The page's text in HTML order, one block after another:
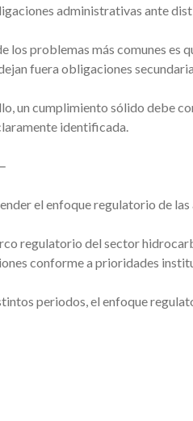
administrativas ante
los problemas más comunes es
fuera obligaciones
un cumplimiento sólido debe
identificada.
el enfoque regulatorio de
regulatorio del sector
conforme a prioridades
periodos, el enfoque